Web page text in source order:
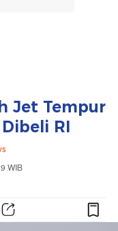
Jet Tempur
RI
WIB